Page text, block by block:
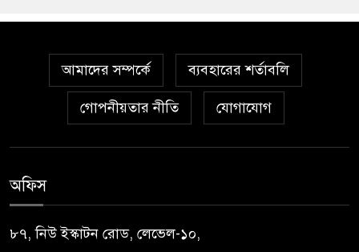
আমাদের সম্পর্কে ব্যবহারের শর্তাবলি
গোপনীয়তার নীতি যোগাযোগ
অফিস
৮৭, নিউ ইস্কাটন রোড, লেভেল-১০,